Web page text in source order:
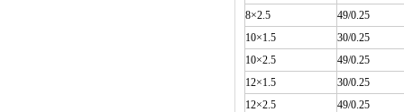
8×2.5
49/0.25
10×1.5
30/0.25
10×2.5
49/0.25
12×1.5
30/0.25
12×2.5
49/0.25